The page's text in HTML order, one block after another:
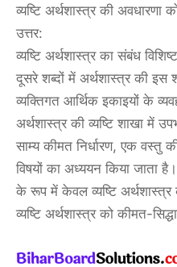
व्यष्टि अर्थशास्त्र की अवधारणा
उत्तर:
व्यष्टि अर्थशास्त्र का संबंध
दूसरे शब्दों में अर्थशास्त्र की इस
व्यक्तिगत आर्थिक इकाइयों के
अर्थशास्त्र की व्यष्टि शाखा में
साम्य कीमत निर्धारण, एक वस्तु
विषयों का अध्ययन किया जाता
के रूप में केवल व्यष्टि अर्थशास्त्र
व्यष्टि अर्थशास्त्र को कीमत-